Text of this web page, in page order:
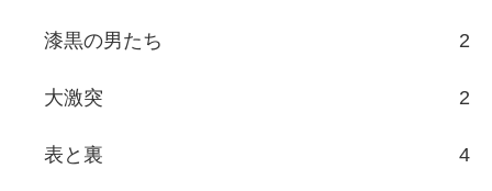
漆黒の男たち 2
大激突 2
表と裏 4